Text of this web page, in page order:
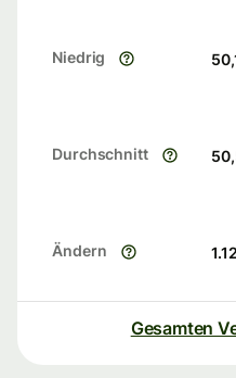
Niedrig
Durchschnitt
Ändern 1.12
Gesamten